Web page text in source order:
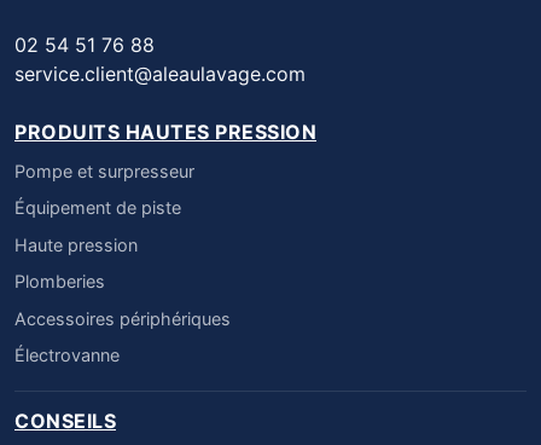
02 54 51 76 88
service.client@aleaulavage.com
PRODUITS HAUTES PRESSION
Pompe et surpresseur
Équipement de piste
Haute pression
Plomberies
Accessoires périphériques
Électrovanne
CONSEILS